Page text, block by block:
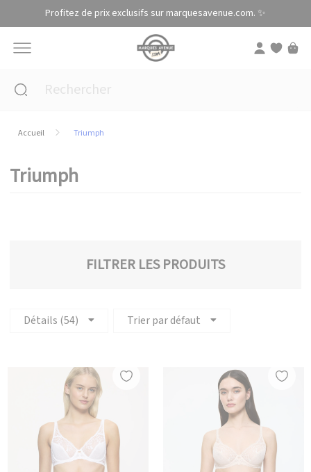
Profitez de prix exclusifs sur marquesavenue.com. ✨
Accueil Triumph
Triumph
FILTRER LES PRODUITS
Détails (54) Trier par défaut
Panneau de gestion des cookies